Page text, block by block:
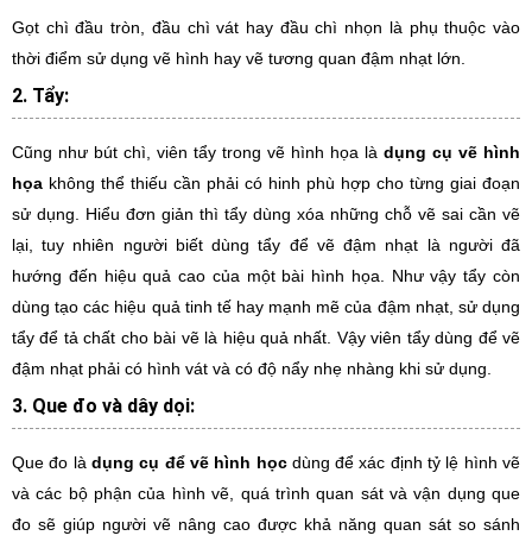
Gọt chì đầu tròn, đầu chì vát hay đầu chì nhọn là phụ thuộc vào
thời điểm sử dụng vẽ hình hay vẽ tương quan đậm nhạt lớn.
2. Tẩy:
Cũng như bút chì, viên tẩy trong vẽ hình họa là dụng cụ vẽ hình
họa không thể thiếu cần phải có hinh phù hợp cho từng giai đoạn
sử dụng. Hiểu đơn giản thì tẩy dùng xóa những chỗ vẽ sai cần vẽ
lại, tuy nhiên người biết dùng tẩy để vẽ đậm nhạt là người đã
hướng đến hiệu quả cao của một bài hình họa. Như vậy tẩy còn
dùng tạo các hiệu quả tinh tế hay mạnh mẽ của đậm nhạt, sử dụng
tẩy để tả chất cho bài vẽ là hiệu quả nhất. Vậy viên tẩy dùng để vẽ
đậm nhạt phải có hình vát và có độ nẩy nhẹ nhàng khi sử dụng.
3. Que đo và dây dọi:
Que đo là dụng cụ để vẽ hình họcdùng để xác định tỷ lệ hình vẽ
và các bộ phận của hình vẽ, quá trình quan sát và vận dụng que
đo sẽ giúp người vẽ nâng cao được khả năng quan sát so sánh